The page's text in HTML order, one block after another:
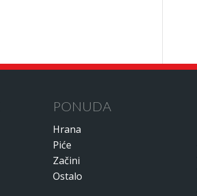
PONUDA
Hrana
Piće
Začini
Ostalo